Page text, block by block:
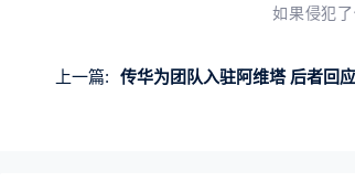
如果侵犯
上一篇: 传华为团队入驻阿维塔 后者回应“塔